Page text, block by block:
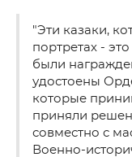
"Эти казаки,
портретах -
были
удостоены
которые
приняли
совместно с
Военно-